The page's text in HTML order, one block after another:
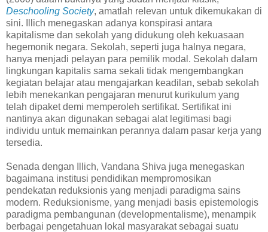
Deschooling Society, amatlah relevan untuk dikemukakan di
sini. Illich menegaskan adanya konspirasi antara
kapitalisme dan sekolah yang didukung oleh kekuasaan
hegemonik negara. Sekolah, seperti juga halnya negara,
hanya menjadi pelayan para pemilik modal. Sekolah dalam
lingkungan kapitalis sama sekali tidak mengembangkan
kegiatan belajar atau mengajarkan keadilan, sebab sekolah
lebih menekankan pengajaran menurut kurikulum yang
telah dipaket demi memperoleh sertifikat. Sertifikat ini
nantinya akan digunakan sebagai alat legitimasi bagi
individu untuk memainkan perannya dalam pasar kerja yang
tersedia.
Senada dengan Illich, Vandana Shiva juga menegaskan
bagaimana institusi pendidikan mempromosikan
pendekatan reduksionis yang menjadi paradigma sains
modern. Reduksionisme, yang menjadi basis epistemologis
paradigma pembangunan (developmentalisme), menampik
berbagai pengetahuan lokal masyarakat sebagai suatu